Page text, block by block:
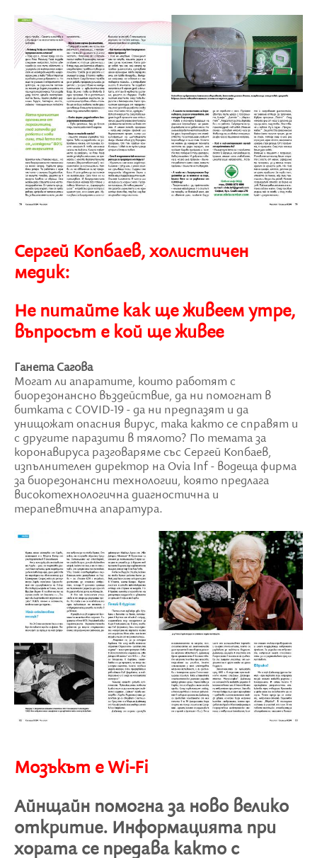
Сергей Копбаев, холистичен
медик:
Не питайте как ще живеем утре,
въпросът е кой ще живее
Ганета Сагова
Могат ли апаратите, които работят с
биорезонансно въздействие, да ни помогнат в
битката с COVID-19 - да ни предпазят и да
унищожат опасния вирус, така както се справят и
с другите паразити в тялото? По темата за
коронавируса разговаряме със Сергей Копбаев,
изпълнителен директор на Ovia Inf - водеща фирма
за биорезонансни технологии, която предлага
високотехнологична диагностична и
терапевтична апаратура.
Мозъкът е Wi-Fi
Айнщайн помогна за ново велико
откритие. Информацията при
хората се предава както с